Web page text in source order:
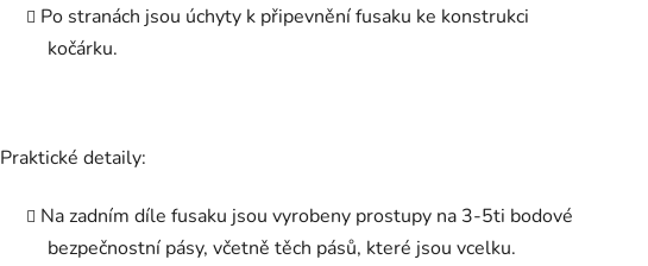
Po stranách jsou úchyty k připevnění fusaku ke konstrukci
kočárku.
Praktické detaily:
Na zadním díle fusaku jsou vyrobeny prostupy na 3-5ti bodové
bezpečnostní pásy, včetně těch pásů, které jsou vcelku.